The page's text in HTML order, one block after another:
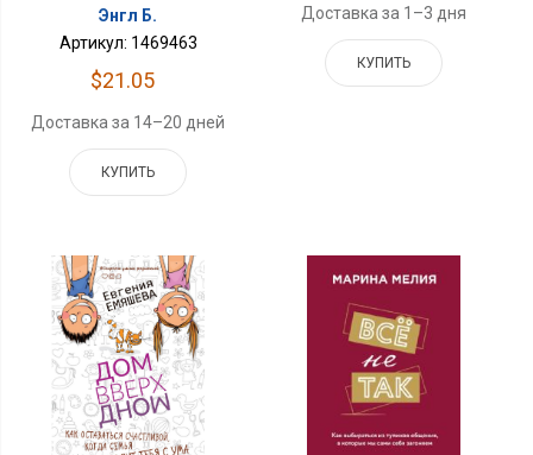
Энгл Б.
Артикул: 1469463
$21.05
Доставка за 14–20 дней
КУПИТЬ
Доставка за 1–3 дня
КУПИТЬ